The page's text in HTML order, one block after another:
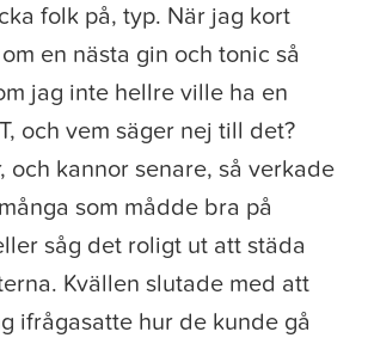
folk på, typ. När jag kort
en nästa gin och tonic så
jag inte hellre ville ha en
och vem säger nej till det?
och kannor senare, så verkade
som mådde bra på
såg det roligt ut att städa
Kvällen slutade med att
ifrågasatte hur de kunde gå